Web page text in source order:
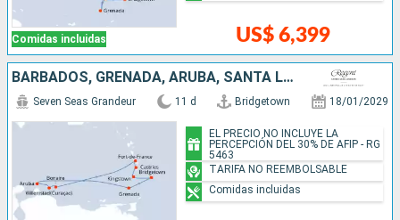
Comidas incluidas US$ 6,399
BARBADOS, GRENADA, ARUBA, SANTA LUCIA, SAN VINCENT Y LAS GRANADINAS
Seven Seas Grandeur 11 d Bridgetown 18/01/2029
EL PRECIO NO INCLUYE LA
PERCEPCIÓN DEL 30% DE AFIP - RG
5463
TARIFA NO REEMBOLSABLE
Comidas incluidas